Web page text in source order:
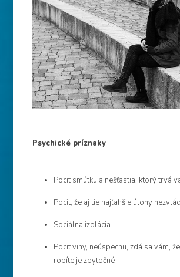
Psychické príznaky
Pocit smútku a nešťastia, ktorý trvá
Pocit, že aj tie najľahšie úlohy
Sociálna izolácia
Pocit viny, neúspechu, zdá sa vám,
robíte je zbytočné